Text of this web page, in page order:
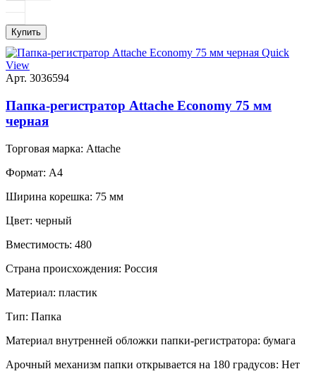
Купить
Quick
View
Арт. 3036594
Папка-регистратор Attache Economy 75 мм
черная
Торговая марка: Attache
Формат: A4
Ширина корешка: 75 мм
Цвет: черный
Вместимость: 480
Страна происхождения: Россия
Материал: пластик
Тип: Папка
Материал внутренней обложки папки-регистратора: бумага
Арочный механизм папки открывается на 180 градусов: Нет